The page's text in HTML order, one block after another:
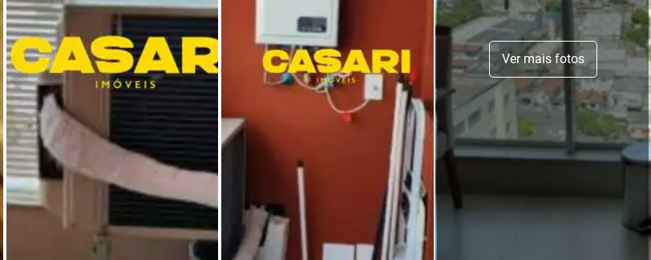
Ver mais fotos